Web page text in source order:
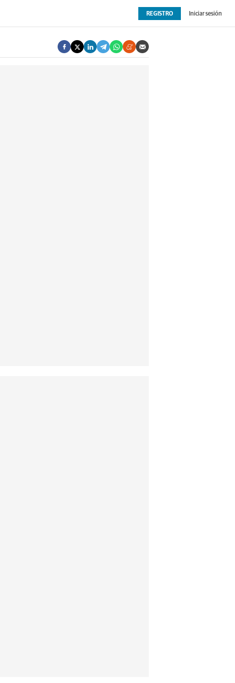
OPINIÓN EXTRAS
REGISTRO Iniciar sesión